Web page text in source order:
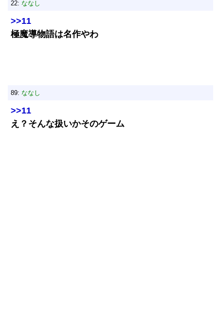
22: ななし
>>11
極魔導物語は名作やわ
89: ななし
>>11
え？そんな扱いかそのゲーム